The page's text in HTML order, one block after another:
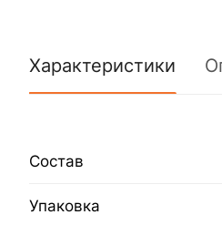
Характеристики
Состав
Упаковка